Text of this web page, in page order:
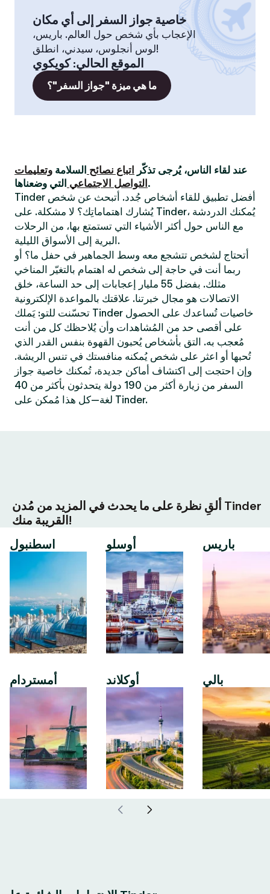
خاصية جواز السفر إلى أي مكان
الإعجاب بأي شخص حول العالم. باريس،
لوس أنجلوس، سيدني، انطلق!
الموقع الحالي:كويكوي
ما هي ميزة "جواز السفر"؟
عند لقاء الناس، يُرجى تذكّر اتباع نصائح السلامة وتعليمات
التواصل الاجتماعي التي وضعناها.
Tinder أفضل تطبيق للقاء أشخاص جُدد. أتبحث عن شخص
يُشارك اهتماماتِك؟ لا مشكلة. على Tinder، يُمكنك الدردشة
مع الناس حول أكثر الأشياء التي تستمتع بها، من الرحلات
البرية إلى الأسواق الليلية.
أتحتاج لشخص تتشجع معه وسط الجماهير في حفل ما؟ أو
ربما أنت في حاجة إلى شخص له اهتمام بالتغيّر المناخي
مثلك. بفضل 55 مليار إعجابات إلى حد الساعة، خلق
الاتصالات هو مجال خبرتنا. علاقتك بالمواعدة الإلكترونية
تحسّنت للتو: يَملك Tinder خاصيات تُساعدك على الحصول
على أقصى حد من المُشاهدات وأن يُلاحظك كل من أنت
مُعجب به. التق بأشخاص يُحبون القهوة بنفس القدر الذي
تُحبها أو اعثر على شخص يُمكنه منافستك في تنس الريشة.
وإن احتجت إلى اكتشاف أماكن جديدة، تُمكنك خاصية جواز
السفر من زيارة أكثر من 190 دولة يتحدثون بأكثر من 40
لغة—كل هذا مُمكن على Tinder.
ألقِ نظرة على ما يحدث في المزيد من مُدن Tinder
القريبة منك!
اسطنبول
أمستردام
أوسلو
أوكلاند
باريس
بالي